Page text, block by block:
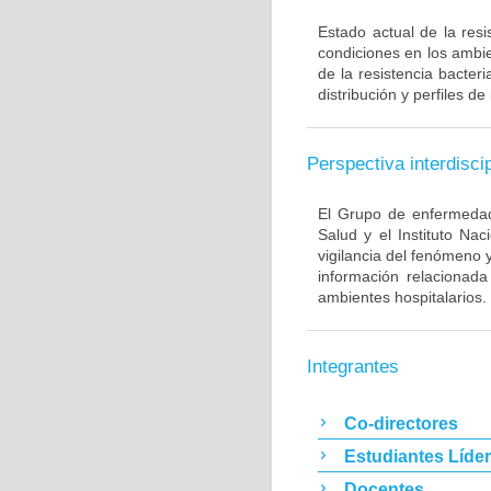
Estado actual de la
condiciones en los
de la resistencia
distribución y perfiles de
Perspectiva
El Grupo de
Salud y el Instituto
vigilancia del fenómeno
información
ambientes hospitalarios.
Integrantes
Co-directores
Estudiantes